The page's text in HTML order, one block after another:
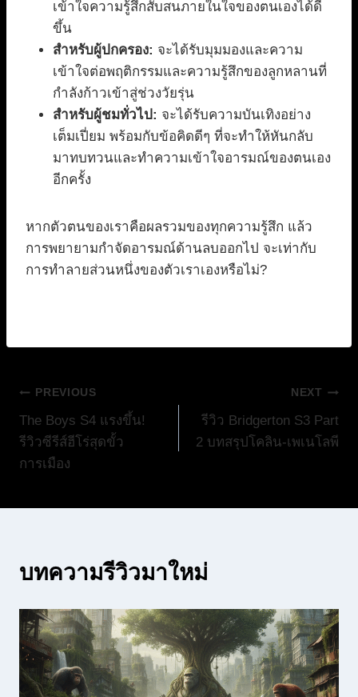
เข้าใจความรู้สึกสับสนภายในใจของตนเองได้ดี
ขึ้น
สำหรับผู้ปกครอง: จะได้รับมุมมองและความ
เข้าใจต่อพฤติกรรมและความรู้สึกของลูกหลานที่
กำลังก้าวเข้าสู่ช่วงวัยรุ่น
สำหรับผู้ชมทั่วไป: จะได้รับความบันเทิงอย่าง
เต็มเปี่ยม พร้อมกับข้อคิดดีๆ ที่จะทำให้หันกลับ
มาทบทวนและทำความเข้าใจอารมณ์ของตนเอง
อีกครั้ง
หากตัวตนของเราคือผลรวมของทุกความรู้สึก แล้ว
การพยายามกำจัดอารมณ์ด้านลบออกไป จะเท่ากับ
การทำลายส่วนหนึ่งของตัวเราเองหรือไม่?
แนะแนว
เรื่อง
PREVIOUS
The Boys S4 แรงขึ้น!
รีวิวซีรีส์ฮีโร่สุดขั้ว
การเมือง
NEXT
รีวิว Bridgerton S3 Part
2 บทสรุปโคลิน-เพเนโลพี
บทความรีวิวมาใหม่